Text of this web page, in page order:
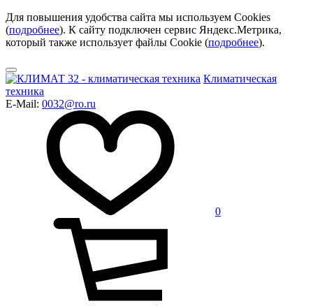
Для повышения удобства сайта мы используем Cookies
(подробнее). К сайту подключен сервис Яндекс.Метрика,
который также использует файлы Cookie (подробнее).
Климатическая
техника
E-Mail: 0032@ro.ru
0